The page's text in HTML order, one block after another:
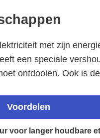
met zijn
een speciale
ontdooien. Ook is
Voordelen
voor langer houdbare